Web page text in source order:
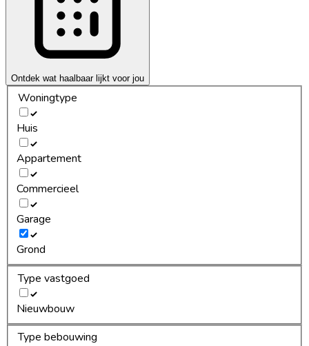
Ontdek wat haalbaar lijkt voor jou
Woningtype
Huis
Appartement
Commercieel
Garage
Grond
Type vastgoed
Nieuwbouw
Type bebouwing